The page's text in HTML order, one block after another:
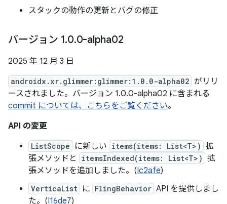
スタックの動作の更新とバグの修正
バージョン 1.0.0-alpha02
2025 年 12 月 3 日
androidx.xr.glimmer:glimmer:1.0.0-alpha02 がリリ
ースされました。バージョン 1.0.0-alpha02 に含まれる
commit については、こちらをご覧ください。
API の変更
ListScope に新しい items(items: List<T>) 拡
張メソッドと
itemsIndexed(items: List<T>) 拡
張メソッドを追加しました。(Ic2afe)
VerticaList に FlingBehavior API を提供しまし
た。(I16de7)